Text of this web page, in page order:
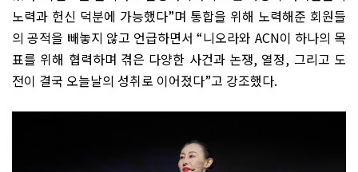
노력과 헌신 덕분에 가능했다”며 통합을 위해 노력해준 회원들
의 공적을 빼놓지 않고 언급하면서“니오라와 ACN이 하나의 목
표를 위해 협력하며 겪은 다양한 사건과 논쟁, 열정, 그리고 도
전이 결국 오늘날의 성취로 이어졌다”고 강조했다.